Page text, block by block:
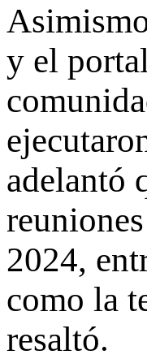
y el
adelantó
2024,
como la
resaltó.